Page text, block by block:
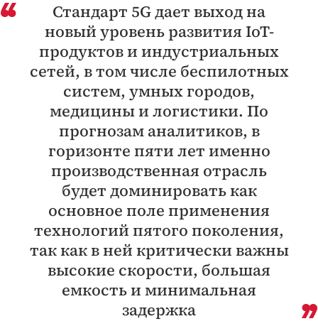
Стандарт 5G дает выход на
новый уровень развития IoT-
продуктов и индустриальных
сетей, в том числе беспилотных
систем, умных городов,
медицины и логистики. По
прогнозам аналитиков, в
горизонте пяти лет именно
производственная отрасль
будет доминировать как
основное поле применения
технологий пятого поколения,
так как в ней критически важны
высокие скорости, большая
емкость и минимальная
задержка